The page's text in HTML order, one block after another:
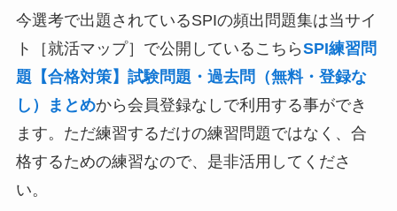
今選考で出題されているSPIの頻出問題集は当サイ
ト［就活マップ］で公開しているこちらSPI練習問
題【合格対策】試験問題・過去問（無料・登録な
し）まとめから会員登録なしで利用する事ができ
ます。ただ練習するだけの練習問題ではなく、合
格するための練習なので、是非活用してくださ
い。